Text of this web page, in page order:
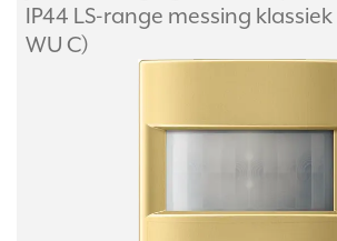
IP44 LS-range messing klassiek
WU C)